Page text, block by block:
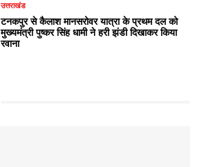
उत्तराखंड
टनकपुर से कैलाश मानसरोवर यात्रा के प्रथम दल को
मुख्यमंत्री पुष्कर सिंह धामी ने हरी झंडी दिखाकर किया
रवाना